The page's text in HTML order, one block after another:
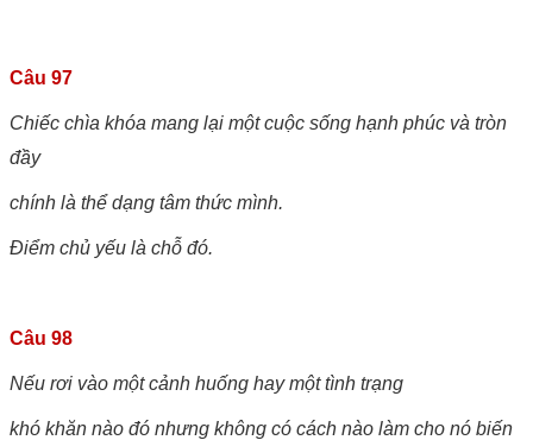
Câu 97
Chiếc chìa khóa mang lại một cuộc sống hạnh phúc và tròn
đầy
chính là thể dạng tâm thức mình.
Điểm chủ yếu là chỗ đó.
Câu 98
Nếu rơi vào một cảnh huống hay một tình trạng
khó khăn nào đó nhưng không có cách nào làm cho nó biến